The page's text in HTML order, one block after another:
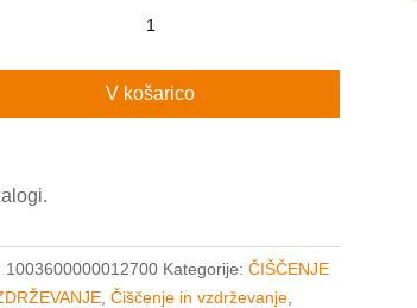
V košarico
1003600000012700 Kategorije: ČIŠČENJE
, Čiščenje in vzdrževanje,